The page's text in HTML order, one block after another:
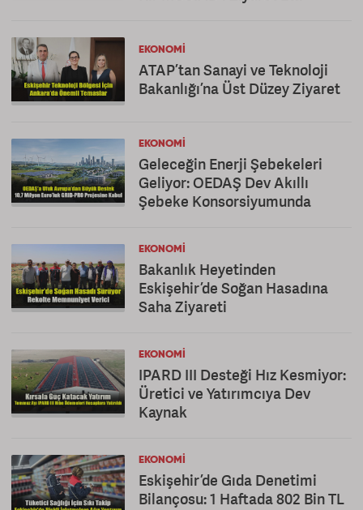
EKONOMI
ATAP’tan Sanayi ve Teknoloji
Bakanlığı’na Üst Düzey Ziyaret
EKONOMI
Geleceğin Enerji Şebekeleri
Geliyor: OEDAŞ Dev Akıllı
Şebeke Konsorsiyumunda
EKONOMI
Bakanlık Heyetinden
Eskişehir’de Soğan Hasadına
Saha Ziyareti
EKONOMI
IPARD III Desteği Hız Kesmiyor:
Üretici ve Yatırımcıya Dev
Kaynak
EKONOMI
Eskişehir’de Gıda Denetimi
Bilançosu: 1 Haftada 802 Bin TL